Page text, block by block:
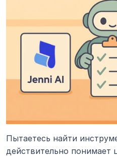
Пытаетесь найти
действительно понимает